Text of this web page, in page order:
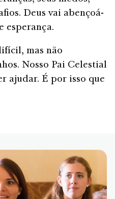
Deus vai abençoá-
esperança.
mas não
Nosso Pai Celestial
ajudar. É por isso que